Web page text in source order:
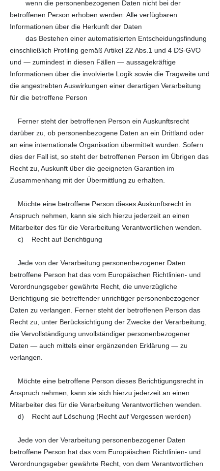
wenn die personenbezogenen Daten nicht bei der
betroffenen Person erhoben werden: Alle verfügbaren
Informationen über die Herkunft der Daten
das Bestehen einer automatisierten Entscheidungsfindung
einschließlich Profiling gemäß Artikel 22 Abs.1 und 4 DS-GVO
und — zumindest in diesen Fällen — aussagekräftige
Informationen über die involvierte Logik sowie die Tragweite und
die angestrebten Auswirkungen einer derartigen Verarbeitung
für die betroffene Person
Ferner steht der betroffenen Person ein Auskunftsrecht
darüber zu, ob personenbezogene Daten an ein Drittland oder
an eine internationale Organisation übermittelt wurden. Sofern
dies der Fall ist, so steht der betroffenen Person im Übrigen das
Recht zu, Auskunft über die geeigneten Garantien im
Zusammenhang mit der Übermittlung zu erhalten.
Möchte eine betroffene Person dieses Auskunftsrecht in
Anspruch nehmen, kann sie sich hierzu jederzeit an einen
Mitarbeiter des für die Verarbeitung Verantwortlichen wenden.
c) Recht auf Berichtigung
Jede von der Verarbeitung personenbezogener Daten
betroffene Person hat das vom Europäischen Richtlinien- und
Verordnungsgeber gewährte Recht, die unverzügliche
Berichtigung sie betreffender unrichtiger personenbezogener
Daten zu verlangen. Ferner steht der betroffenen Person das
Recht zu, unter Berücksichtigung der Zwecke der Verarbeitung,
die Vervollständigung unvollständiger personenbezogener
Daten — auch mittels einer ergänzenden Erklärung — zu
verlangen.
Möchte eine betroffene Person dieses Berichtigungsrecht in
Anspruch nehmen, kann sie sich hierzu jederzeit an einen
Mitarbeiter des für die Verarbeitung Verantwortlichen wenden.
d) Recht auf Löschung (Recht auf Vergessen werden)
Jede von der Verarbeitung personenbezogener Daten
betroffene Person hat das vom Europäischen Richtlinien- und
Verordnungsgeber gewährte Recht, von dem Verantwortlichen